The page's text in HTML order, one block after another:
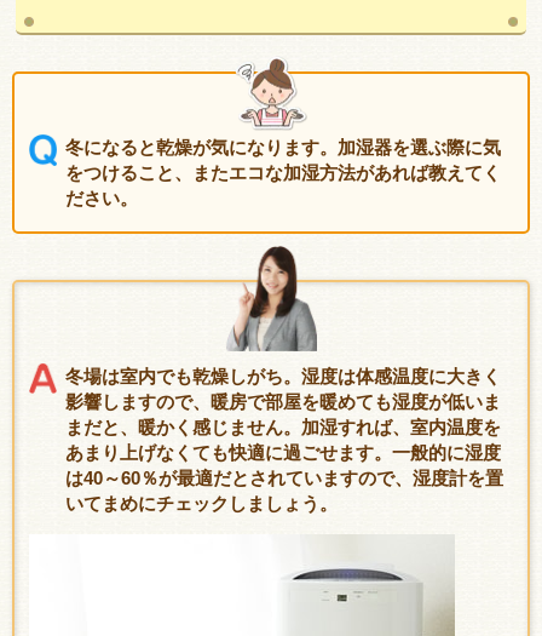
冬になると乾燥が気になります。加湿器を選ぶ際に気
をつけること、またエコな加湿方法があれば教えてく
ださい。
冬場は室内でも乾燥しがち。湿度は体感温度に大きく
影響しますので、暖房で部屋を暖めても湿度が低いま
まだと、暖かく感じません。加湿すれば、室内温度を
あまり上げなくても快適に過ごせます。一般的に湿度
は40～60％が最適だとされていますので、湿度計を置
いてまめにチェックしましょう。